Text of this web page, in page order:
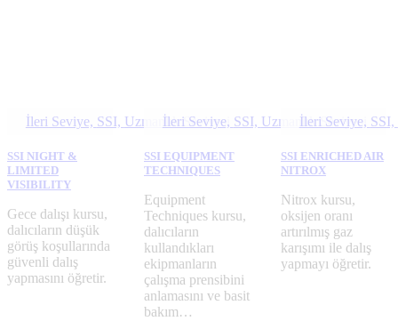
İleri Seviye, SSI, Uzmanlık Seviyesi
SSI NIGHT &
LIMITED
VISIBILITY
Gece dalışı kursu,
dalıcıların düşük
görüş koşullarında
güvenli dalış
yapmasını öğretir.
İleri Seviye, SSI, Uzmanlık Seviyesi
SSI EQUIPMENT
TECHNIQUES
Equipment
Techniques kursu,
dalıcıların
kullandıkları
ekipmanların
çalışma prensibini
anlamasını ve basit
bakım…
İleri Seviye, SSI,
SSI ENRICHED AIR
NITROX
Nitrox kursu,
oksijen oranı
artırılmış gaz
karışımı ile dalış
yapmayı öğretir.